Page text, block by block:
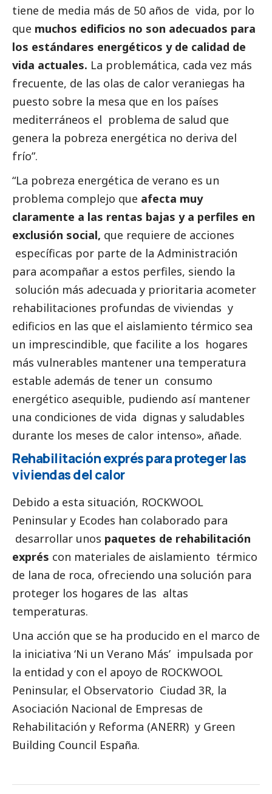
tiene de media más de 50 años de vida, por lo
que muchos edificios no son adecuados para
los estándares energéticos y de calidad de
vida actuales. La problemática, cada vez más
frecuente, de las olas de calor veraniegas ha
puesto sobre la mesa que en los países
mediterráneos el problema de salud que
genera la pobreza energética no deriva del
frío”.
“La pobreza energética de verano es un
problema complejo que afecta muy
claramente a las rentas bajas y a perfiles en
exclusión social, que requiere de acciones
específicas por parte de la Administración
para acompañar a estos perfiles, siendo la
solución más adecuada y prioritaria acometer
rehabilitaciones profundas de viviendas y
edificios en las que el aislamiento térmico sea
un imprescindible, que facilite a los hogares
más vulnerables mantener una temperatura
estable además de tener un consumo
energético asequible, pudiendo así mantener
una condiciones de vida dignas y saludables
durante los meses de calor intenso», añade.
Rehabilitación exprés para proteger las
viviendas del calor
Debido a esta situación, ROCKWOOL
Peninsular y Ecodes han colaborado para
desarrollar unos paquetes de rehabilitación
exprés con materiales de aislamiento térmico
de lana de roca, ofreciendo una solución para
proteger los hogares de las altas
temperaturas.
Una acción que se ha producido en el marco de
la iniciativa ‘Ni un Verano Más’ impulsada por
la entidad y con el apoyo de ROCKWOOL
Peninsular, el Observatorio Ciudad 3R, la
Asociación Nacional de Empresas de
Rehabilitación y Reforma (ANERR) y Green
Building Council España.